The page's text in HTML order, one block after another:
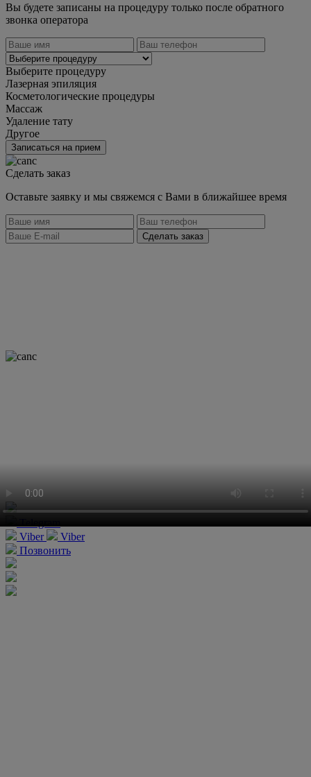
Вы будете записаны на процедуру только после обратного
звонка оператора
Выберите процедуру
Лазерная эпиляция
Косметологические процедуры
Массаж
Удаление тату
Другое
Записаться на прием
Сделать заказ
Оставьте заявку и мы свяжемся с Вами в ближайшее время
Сделать заказ
Viber
Viber
Позвонить